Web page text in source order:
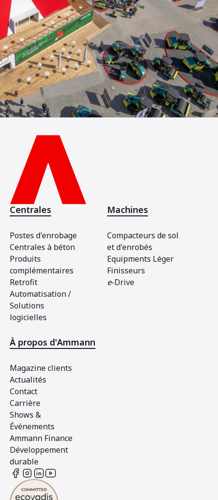
Centrales
Postes d'enrobage
Centrales à béton
Produits
complémentaires
Retrofit
Automatisation /
Solutions
logicielles
Machines
Compacteurs de sol
et d'enrobés
Equipments Léger
Finisseurs
e-Drive
À propos d'Ammann
Magazine clients
Actualités
Contact
Carrière
Shows &
Événements
Ammann Finance
Développement
durable